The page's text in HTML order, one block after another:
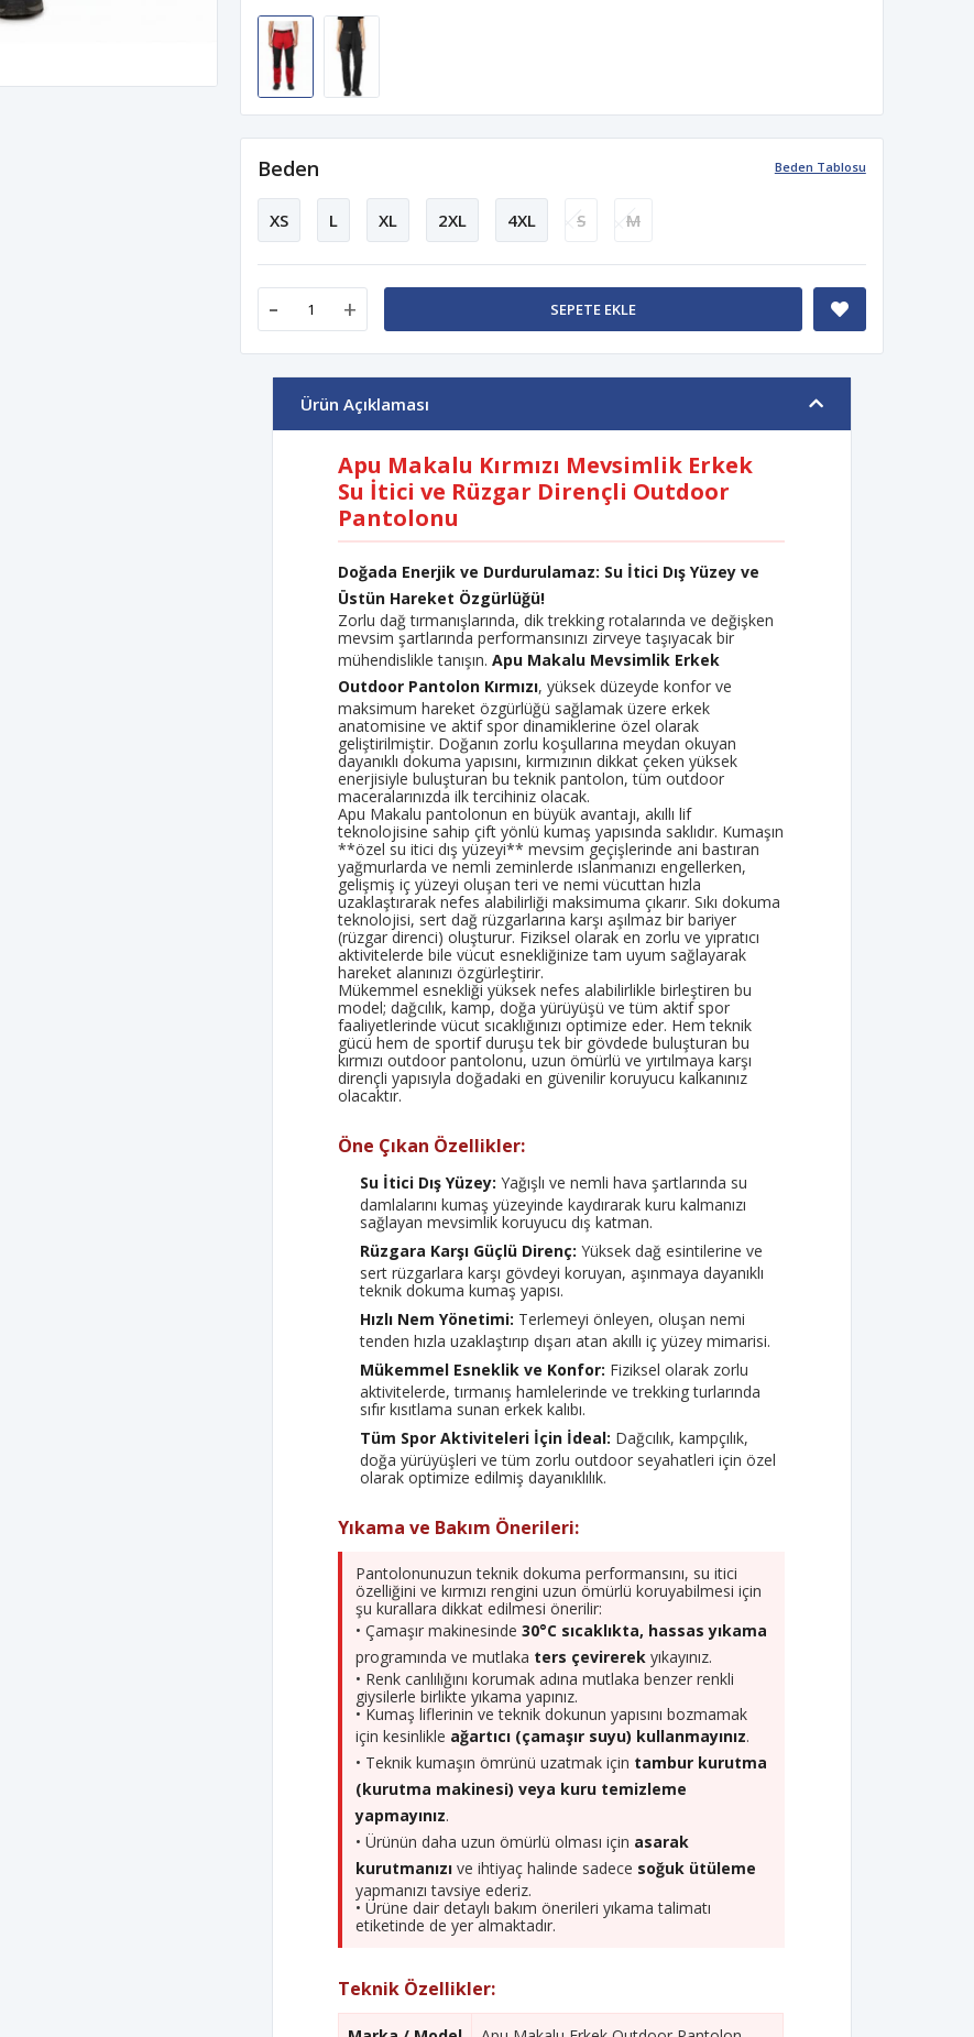
Beden Tablosu
Beden
XS L XL 2XL 4XL S M
- + SEPETE EKLE
Ürün Açıklaması
Apu Makalu Kırmızı Mevsimlik Erkek
Su İtici ve Rüzgar Dirençli Outdoor
Pantolonu
Doğada Enerjik ve Durdurulamaz: Su İtici Dış Yüzey ve
Üstün Hareket Özgürlüğü!
Zorlu dağ tırmanışlarında, dik trekking rotalarında ve değişken
mevsim şartlarında performansınızı zirveye taşıyacak bir
mühendislikle tanışın.Apu Makalu Mevsimlik Erkek
Outdoor Pantolon Kırmızı, yüksek düzeyde konfor ve
maksimum hareket özgürlüğü sağlamak üzere erkek
anatomisine ve aktif spor dinamiklerine özel olarak
geliştirilmiştir. Doğanın zorlu koşullarına meydan okuyan
dayanıklı dokuma yapısını, kırmızının dikkat çeken yüksek
enerjisiyle buluşturan bu teknik pantolon, tüm outdoor
maceralarınızda ilk tercihiniz olacak.
Apu Makalu pantolonun en büyük avantajı, akıllı lif
teknolojisine sahip çift yönlü kumaş yapısında saklıdır. Kumaşın
**özel su itici dış yüzeyi** mevsim geçişlerinde ani bastıran
yağmurlarda ve nemli zeminlerde ıslanmanızı engellerken,
gelişmiş iç yüzeyi oluşan teri ve nemi vücuttan hızla
uzaklaştırarak nefes alabilirliği maksimuma çıkarır. Sıkı dokuma
teknolojisi, sert dağ rüzgarlarına karşı aşılmaz bir bariyer
(rüzgar direnci) oluşturur. Fiziksel olarak en zorlu ve yıpratıcı
aktivitelerde bile vücut esnekliğinize tam uyum sağlayarak
hareket alanınızı özgürleştirir.
Mükemmel esnekliği yüksek nefes alabilirlikle birleştiren bu
model; dağcılık, kamp, doğa yürüyüşü ve tüm aktif spor
faaliyetlerinde vücut sıcaklığınızı optimize eder. Hem teknik
gücü hem de sportif duruşu tek bir gövdede buluşturan bu
kırmızı outdoor pantolonu, uzun ömürlü ve yırtılmaya karşı
dirençli yapısıyla doğadaki en güvenilir koruyucu kalkanınız
olacaktır.
Öne Çıkan Özellikler:
Su İtici Dış Yüzey: Yağışlı ve nemli hava şartlarında su
damlalarını kumaş yüzeyinde kaydırarak kuru kalmanızı
sağlayan mevsimlik koruyucu dış katman.
Rüzgara Karşı Güçlü Direnç: Yüksek dağ esintilerine ve
sert rüzgarlara karşı gövdeyi koruyan, aşınmaya dayanıklı
teknik dokuma kumaş yapısı.
Hızlı Nem Yönetimi: Terlemeyi önleyen, oluşan nemi
tenden hızla uzaklaştırıp dışarı atan akıllı iç yüzey mimarisi.
Mükemmel Esneklik ve Konfor: Fiziksel olarak zorlu
aktivitelerde, tırmanış hamlelerinde ve trekking turlarında
sıfır kısıtlama sunan erkek kalıbı.
Tüm Spor Aktiviteleri İçin İdeal: Dağcılık, kampçılık,
doğa yürüyüşleri ve tüm zorlu outdoor seyahatleri için özel
olarak optimize edilmiş dayanıklılık.
Yıkama ve Bakım Önerileri:
Pantolonunuzun teknik dokuma performansını, su itici
özelliğini ve kırmızı rengini uzun ömürlü koruyabilmesi için
şu kurallara dikkat edilmesi önerilir:
• Çamaşır makinesinde30°C sıcaklıkta, hassas yıkama
programında ve mutlaka ters çevirerek yıkayınız.
• Renk canlılığını korumak adına mutlaka benzer renkli
giysilerle birlikte yıkama yapınız.
• Kumaş liflerinin ve teknik dokunun yapısını bozmamak
için kesinlikle ağartıcı (çamaşır suyu) kullanmayınız.
• Teknik kumaşın ömrünü uzatmak için tambur kurutma
(kurutma makinesi) veya kuru temizleme
yapmayınız.
• Ürünün daha uzun ömürlü olması için asarak
kurutmanızı ve ihtiyaç halinde sadece soğuk ütüleme
yapmanızı tavsiye ederiz.
• Ürüne dair detaylı bakım önerileri yıkama talimatı
etiketinde de yer almaktadır.
Teknik Özellikler: